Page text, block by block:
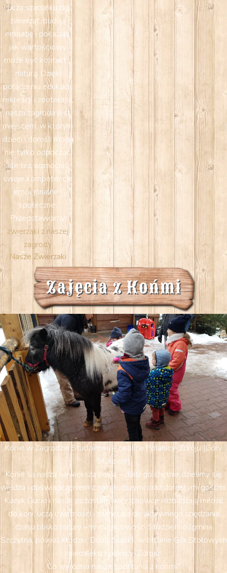
uczą szacunku do
zwierząt, budują
empatię i pokazują,
jak wartościowy
może być kontakt z
naturą. Dzięki
połączeniu edukacji,
rekreacji i zooterapii,
nasza zagroda jest
miejscem, w którym
dzieci i dorośli mogą
nie tylko odpocząć,
ale też wzmocnić
swoje kompetencje
emocjonalne i
społeczne.
Przedstawiamy
zwierzaki z naszej
zagrody
Nasze Zwierzaki
Zajęcia z Końmi
Konie w Zagrodzie Studzienno – okolice Polanicy-Zdroju (Góry
Stołowe)
Konie są naszą największą pasją – dlatego chętnie dzielimy się
wiedzą i doświadczeniem z najmłodszymi oraz dorosłymi gośćmi.
Kucyk Gucio i nasze pozostałe wierzchowce rozbudzają miłość
do koni, uczą uważności i zachęcają do aktywnego spędzania
czasu blisko natury – w miejscowości Studzienno (gmina
Szczytna, powiat kłodzki, Dolny Śląsk), w otulinie Gór Stołowych
i niedaleko Polanicy-Zdroju.
Co wyróżnia nasze spotkania z końmi?